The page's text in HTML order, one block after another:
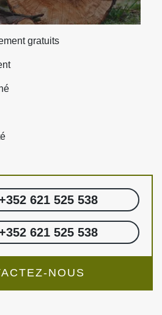
gratuits
621 525 538
621 525 538
NOUS